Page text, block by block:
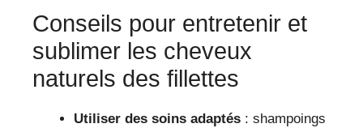
Conseils pour entretenir et
sublimer les cheveux
naturels des fillettes
Utiliser des soins adaptés : shampoings